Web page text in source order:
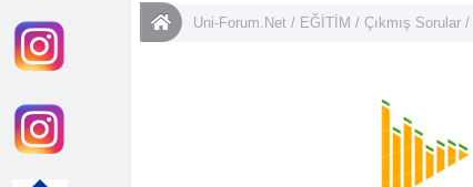
Uni-Forum.Net/ EĞİTİM / Çıkmış Sorular /